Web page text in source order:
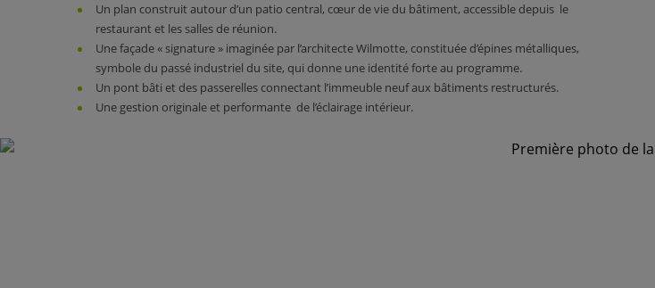
Un plan construit autour d’un patio central, cœur de vie du bâtiment, accessible depuis le
restaurant et les salles de réunion.
Une façade « signature » imaginée par l’architecte Wilmotte, constituée d’épines métalliques,
symbole du passé industriel du site, qui donne une identité forte au programme.
Un pont bâti et des passerelles connectant l’immeuble neuf aux bâtiments restructurés.
Une gestion originale et performante de l’éclairage intérieur.